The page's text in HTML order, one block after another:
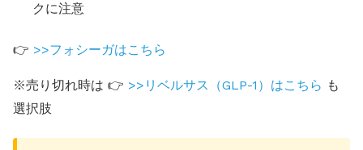
クに注意
👉 >>フォシーガはこちら
※売り切れ時は 👉 >>リベルサス（GLP-1）はこちら も
選択肢